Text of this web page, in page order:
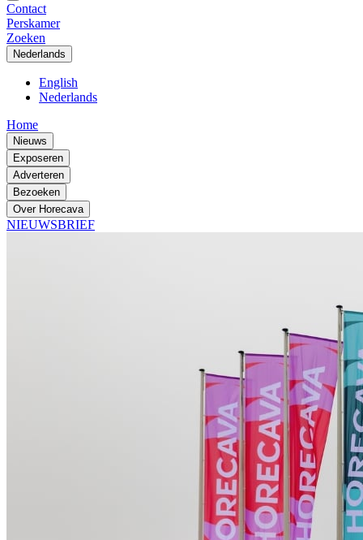
Contact
Perskamer
Zoeken
Nederlands
English
Nederlands
Home
Nieuws
Exposeren
Adverteren
Bezoeken
Over Horecava
NIEUWSBRIEF